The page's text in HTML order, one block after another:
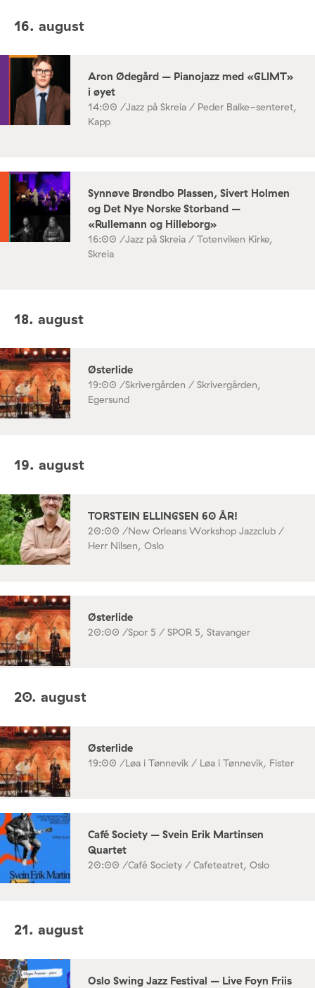
16. august
Aron Ødegård – Pianojazz med «GLIMT»
i øyet
14:00 /Jazz på Skreia / Peder Balke-senteret,
Kapp
Synnøve Brøndbo Plassen, Sivert Holmen
og Det Nye Norske Storband –
«Rullemann og Hilleborg»
16:00 /Jazz på Skreia / Totenviken Kirke,
Skreia
18. august
Østerlide
19:00 /Skrivergården / Skrivergården,
Egersund
19. august
TORSTEIN ELLINGSEN 60 ÅR!
20:00 /New Orleans Workshop Jazzclub /
Herr Nilsen, Oslo
Østerlide
20:00 /Spor 5 / SPOR 5, Stavanger
20. august
Østerlide
19:00 /Løa i Tønnevik / Løa i Tønnevik, Fister
Café Society – Svein Erik Martinsen
Quartet
20:00 /Café Society / Cafeteatret, Oslo
21. august
Oslo Swing Jazz Festival – Live Foyn Friis